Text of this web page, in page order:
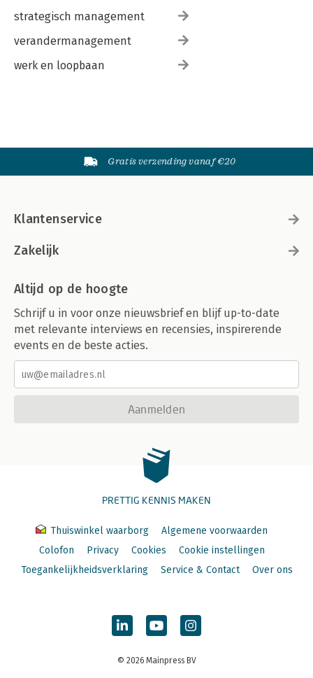
strategisch management
verandermanagement
werk en loopbaan
Gratis verzending vanaf €20
Klantenservice
Zakelijk
Altijd op de hoogte
Schrijf u in voor onze nieuwsbrief en blijf up-to-date
met relevante interviews en recensies, inspirerende
events en de beste acties.
Aanmelden
PRETTIG KENNIS MAKEN
Thuiswinkel waarborg
Algemene voorwaarden
Colofon
Privacy Cookies
Cookie instellingen
Toegankelijkheidsverklaring
Service & Contact Over ons
© 2026 Mainpress BV